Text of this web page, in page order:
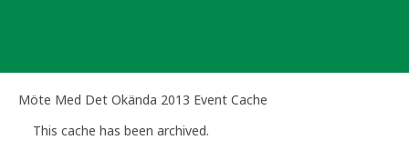
Möte Med Det Okända 2013 Event Cache
This cache has been archived.